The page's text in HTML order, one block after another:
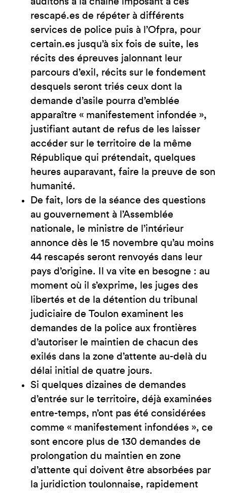
rescapé.es de répéter à différents
services de police puis à l’Ofpra, pour
certain.es jusqu’à six fois de suite, les
récits des épreuves jalonnant leur
parcours d’exil, récits sur le fondement
desquels seront triés ceux dont la
demande d’asile pourra d’emblée
apparaître « manifestement infondée »,
justifiant autant de refus de les laisser
accéder sur le territoire de la même
République qui prétendait, quelques
heures auparavant, faire la preuve de son
humanité.
De fait, lors de la séance des questions
au gouvernement à l’Assemblée
nationale, le ministre de l’intérieur
annonce dès le 15 novembre qu’au moins
44 rescapés seront renvoyés dans leur
pays d’origine. Il va vite en besogne : au
moment où il s’exprime, les juges des
libertés et de la détention du tribunal
judiciaire de Toulon examinent les
demandes de la police aux frontières
d’autoriser le maintien de chacun des
exilés dans la zone d’attente au-delà du
délai initial de quatre jours.
Si quelques dizaines de demandes
d’entrée sur le territoire, déjà examinées
entre-temps, n’ont pas été considérées
comme « manifestement infondées », ce
sont encore plus de 130 demandes de
prolongation du maintien en zone
d’attente qui doivent être absorbées par
la juridiction toulonnaise, rapidement